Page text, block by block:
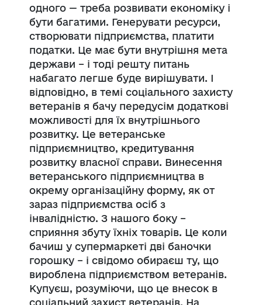
одного — треба розвивати економіку і
бути багатими. Генерувати ресурси,
створювати підприємства, платити
податки. Це має бути внутрішня мета
держави – і тоді решту питань
набагато легше буде вирішувати. І
відповідно, в темі соціального захисту
ветеранів я бачу передусім додаткові
можливості для їх внутрішнього
розвитку. Це ветеранське
підприємництво, кредитування
розвитку власної справи. Винесення
ветеранського підприємництва в
окрему організаційну форму, як от
зараз підприємства осіб з
інвалідністю. З нашого боку –
сприяння збуту їхніх товарів. Це коли
бачиш у супермаркеті дві баночки
горошку – і свідомо обираєш ту, що
вироблена підприємством ветеранів.
Купуєш, розуміючи, що це внесок в
соціальний захист ветеранів. На